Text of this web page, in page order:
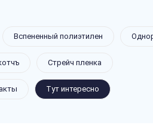
Вспененный полиэтилен
Стрейч пленка
Тут интересно